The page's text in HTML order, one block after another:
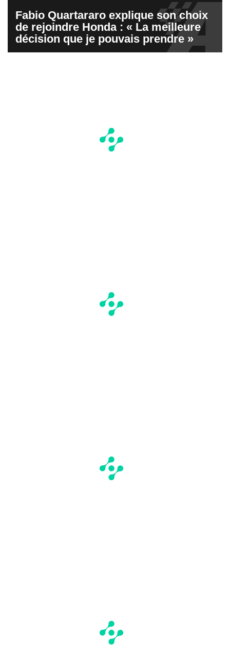
Fabio Quartararo explique son choix
de rejoindre Honda : « La meilleure
décision que je pouvais prendre »